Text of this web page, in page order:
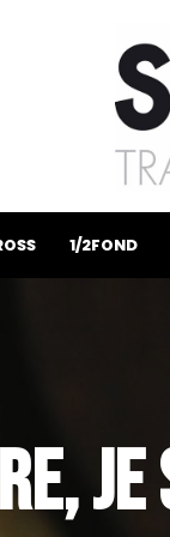
1/2FOND